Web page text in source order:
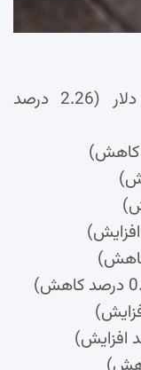
بیت‌کوین: 81 هزار و 793.05 دلار (2.26 درصد